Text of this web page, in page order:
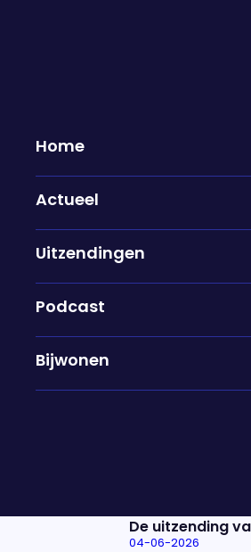
Home
Actueel
Uitzendingen
Podcast
Bijwonen
Asielprotesten
bent bang voor de
je gemeente, maar
op tegenover politie"
Voor de derde dag op rij heeft
bij een demonstratie tegen de
De uitzending
04-06-2026